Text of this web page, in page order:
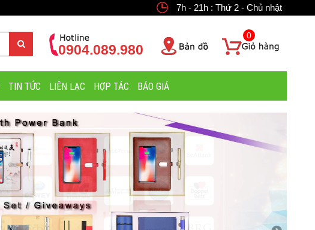
7h - 21h : Thứ 2 - Chủ nhật
0904.089.980
0
TIN TỨC LIÊN LẠC HỢP TÁC BÁO GIÁ